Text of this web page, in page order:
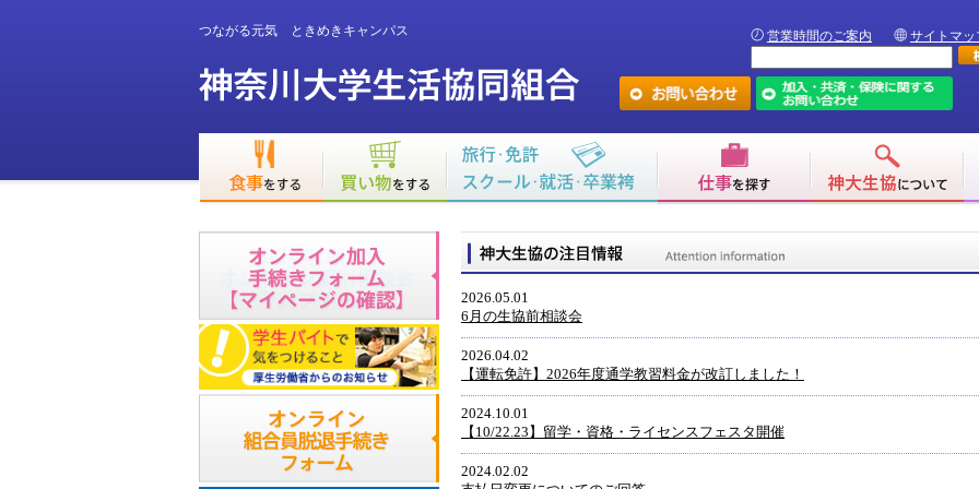
つながる元気 ときめきキャンパス 営業時間のご案内 サイトマッ
2026.05.01
6月の生協前相談会
2026.04.02
【運転免許】2026年度通学教習料金が改訂しました！
2024.10.01
【10/22.23】留学・資格・ライセンスフェスタ開催
2024.02.02